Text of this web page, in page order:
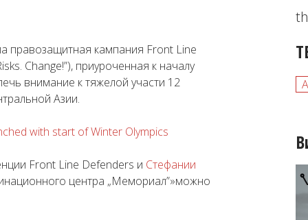
правозащитная кампания Front Line
Change!”), приуроченная к началу
внимание к тяжелой участи 12
Азии.
with start of Winter Olympics
Front Line Defenders и Стефании
центра „Мемориал”»можно